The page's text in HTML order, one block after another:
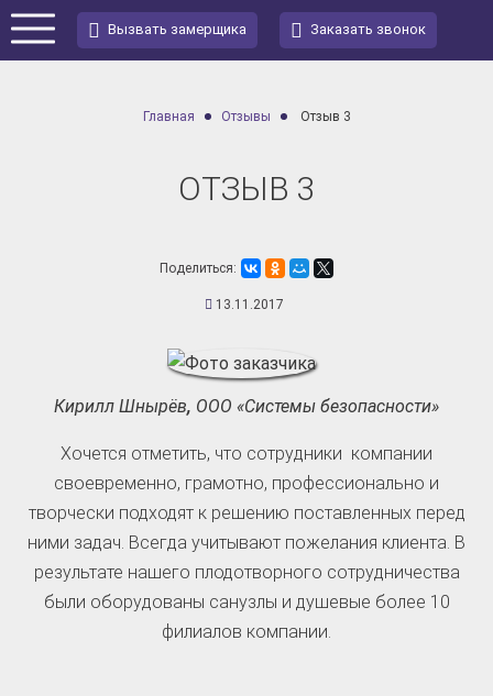
Вызвать замерщика Заказать звонок
Главная Отзывы Отзыв 3
ОТЗЫВ 3
Поделиться:
13.11.2017
Кирилл Шнырёв, ООО «Системы безопасности»
Хочется отметить, что сотрудники компании
своевременно, грамотно, профессионально и
творчески подходят к решению поставленных перед
ними задач. Всегда учитывают пожелания клиента. В
результате нашего плодотворного сотрудничества
были оборудованы санузлы и душевые более 10
филиалов компании.